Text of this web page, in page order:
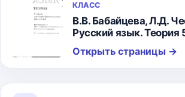
КЛАСС
В.В. Бабайцева, Л.Д.
Русский язык. Теория
Открыть страницы →